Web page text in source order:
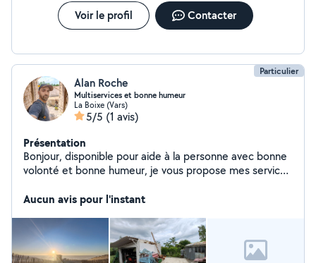
Voir le profil Contacter
Particulier
Alan Roche
Multiservices et bonne humeur
La Boixe (Vars)
5/5 (1 avis)
Présentation
Bonjour, disponible pour aide à la personne avec bonne
volonté et bonne humeur, je vous propose mes services
meubles ou encombrants, la livraisons, le jardinage,
ou immoblier. Je peux également sous condition et
suivant disponibilité faire des soins et massages
relaxant.
Aucun avis pour l'instant